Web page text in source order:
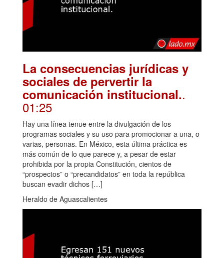
La consecuencias jurídicas y
sociales de pervertir la
comunicación institucional..
01:25
Hay una línea tenue entre la divulgación de los
programas sociales y su uso para promocionar a una, o
varias, personas. En México, esta última práctica es
más común de lo que parece y, a pesar de estar
prohibida por la propia Constitución, cientos de
“prospectos” o “precandidatos” en toda la república
buscan evadir dichos […]
Heraldo de Aguascalientes